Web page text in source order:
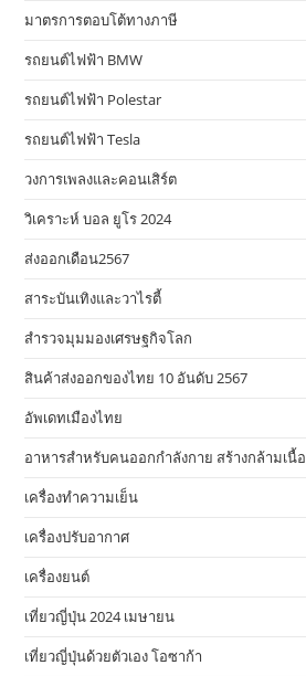
มาตรการตอบโต้ทางภาษี
รถยนต์ไฟฟ้า BMW
รถยนต์ไฟฟ้า Polestar
รถยนต์ไฟฟ้า Tesla
วงการเพลงและคอนเสิร์ต
วิเคราะห์ บอล ยูโร 2024
ส่งออกเดือน2567
สาระบันเทิงและวาไรตี้
สำรวจมุมมองเศรษฐกิจโลก
สินค้าส่งออกของไทย 10 อันดับ 2567
อัพเดทเมืองไทย
อาหารสําหรับคนออกกําลังกาย สร้างกล้ามเนื้อ
เครื่องทำความเย็น
เครื่องปรับอากาศ
เครื่องยนต์
เที่ยวญี่ปุ่น 2024 เมษายน
เที่ยวญี่ปุ่นด้วยตัวเอง โอซาก้า